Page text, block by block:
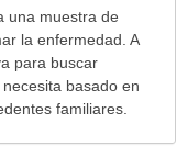
una muestra de
la enfermedad. A
para buscar
basado en
familiares.